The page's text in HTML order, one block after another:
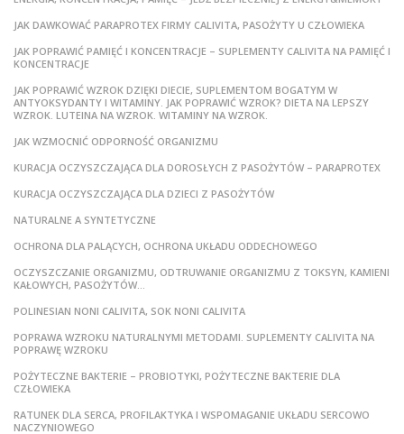
JAK DAWKOWAĆ PARAPROTEX FIRMY CALIVITA, PASOŻYTY U CZŁOWIEKA
JAK POPRAWIĆ PAMIĘĆ I KONCENTRACJE – SUPLEMENTY CALIVITA NA PAMIĘĆ I
KONCENTRACJE
JAK POPRAWIĆ WZROK DZIĘKI DIECIE, SUPLEMENTOM BOGATYM W
ANTYOKSYDANTY I WITAMINY. JAK POPRAWIĆ WZROK? DIETA NA LEPSZY
WZROK. LUTEINA NA WZROK. WITAMINY NA WZROK.
JAK WZMOCNIĆ ODPORNOŚĆ ORGANIZMU
KURACJA OCZYSZCZAJĄCA DLA DOROSŁYCH Z PASOŻYTÓW – PARAPROTEX
KURACJA OCZYSZCZAJĄCA DLA DZIECI Z PASOŻYTÓW
NATURALNE A SYNTETYCZNE
OCHRONA DLA PALĄCYCH, OCHRONA UKŁADU ODDECHOWEGO
OCZYSZCZANIE ORGANIZMU, ODTRUWANIE ORGANIZMU Z TOKSYN, KAMIENI
KAŁOWYCH, PASOŻYTÓW…
POLINESIAN NONI CALIVITA, SOK NONI CALIVITA
POPRAWA WZROKU NATURALNYMI METODAMI. SUPLEMENTY CALIVITA NA
POPRAWĘ WZROKU
POŻYTECZNE BAKTERIE – PROBIOTYKI, POŻYTECZNE BAKTERIE DLA
CZŁOWIEKA
RATUNEK DLA SERCA, PROFILAKTYKA I WSPOMAGANIE UKŁADU SERCOWO
NACZYNIOWEGO